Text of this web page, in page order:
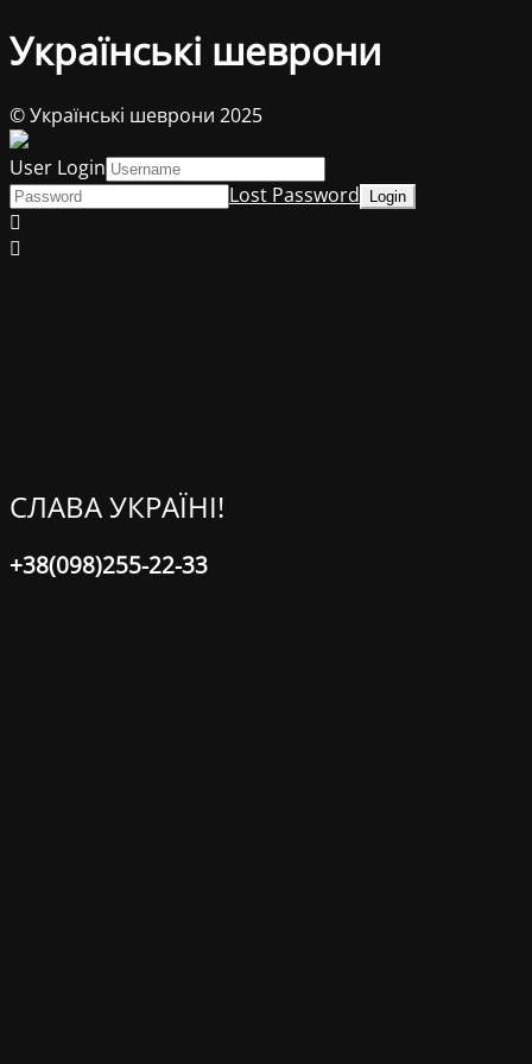
Українські шеврони
СЛАВА УКРАЇНІ!
+38(098)255-22-33
© Українські шеврони 2025
User Login
Lost Password